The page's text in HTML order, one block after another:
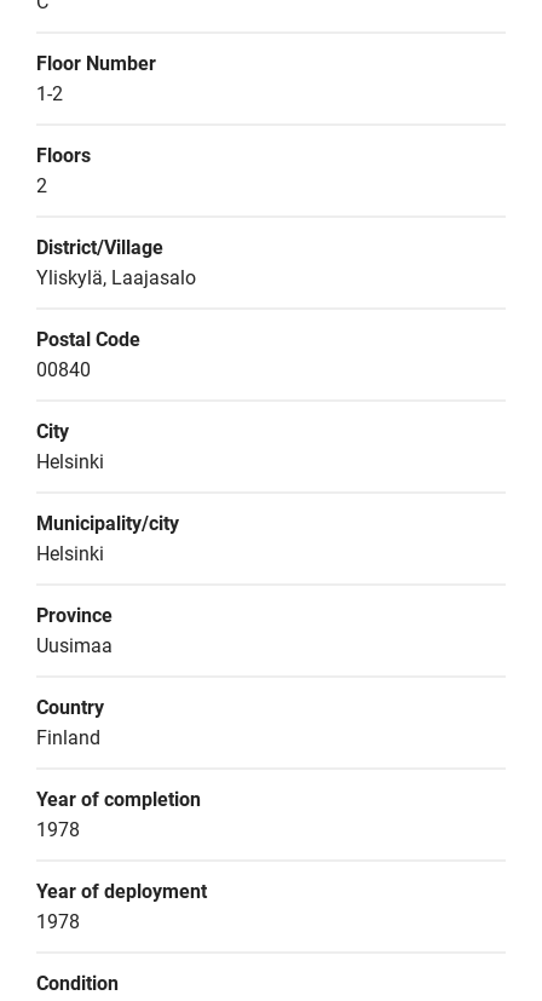
Floor Number
1-2
Floors
2
District/Village
Yliskylä, Laajasalo
Postal Code
00840
City
Helsinki
Municipality/city
Helsinki
Province
Uusimaa
Country
Finland
Year of completion
1978
Year of deployment
1978
Condition